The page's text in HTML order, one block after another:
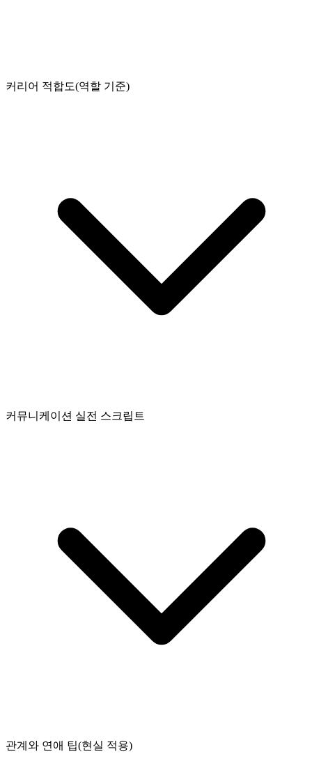
커리어 적합도(역할 기준)
커뮤니케이션 실전 스크립트
관계와 연애 팁(현실 적용)